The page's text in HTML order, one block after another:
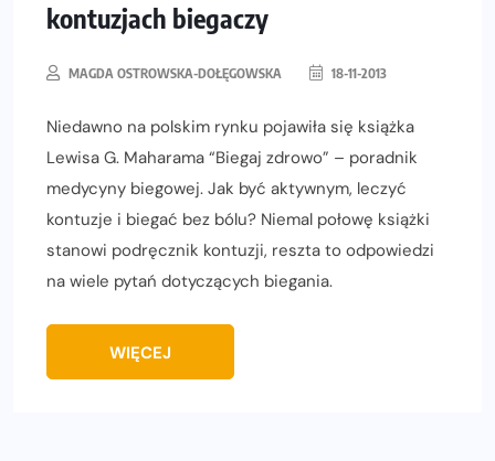
kontuzjach biegaczy
MAGDA OSTROWSKA-DOŁĘGOWSKA 18-11-2013
Niedawno na polskim rynku pojawiła się książka
Lewisa G. Maharama “Biegaj zdrowo” – poradnik
medycyny biegowej. Jak być aktywnym, leczyć
kontuzje i biegać bez bólu? Niemal połowę książki
stanowi podręcznik kontuzji, reszta to odpowiedzi
na wiele pytań dotyczących biegania.
WIĘCEJ